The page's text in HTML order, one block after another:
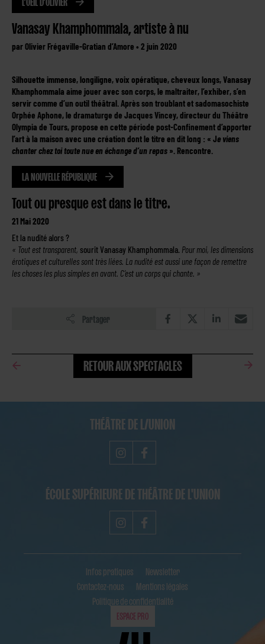
Vanasay Khamphommala, artiste à nu
par Olivier Frégaville-Gratian d’Amore • 2 juin 2020
Silhouette immense, longiligne, voix opératique, cheveux longs, Vanasay
Khamphommala aime jouer avec son corps, le maltraiter, l’exhiber, s’en
servir comme d’un outil théâtral. Après son troublant et sadomasochiste
Orphée Aphone, le dramaturge de Jacques Vincey, directeur du Théâtre
Olympia de Tours, propose en cette période post-Confinement d’apporter
l’art à la maison avec une création dont le titre en dit long : « Je viens
chanter chez toi toute nue en échange d’un repas ». Rencontre.
LA NOUVELLE RÉPUBLIQUE
Tout ou presque est dans le titre.
21 Mai 2020
Et la nudité alors ?
« Tout est transparent, sourit Vanasay Khamphommala. Pour moi, les dimensions
érotiques et culturelles sont très liées. La nudité est aussi une façon de remettre
les choses les plus simples en avant. C’est un corps qui chante. »
Partager
RETOUR AUX SPECTACLES
THÉÂTRE DE L/UNION
ÉCOLE SUPÉRIEURE DE THÉÂTRE DE L'UNION
Infos pratiques
Newsletter
Contactez-nous
Mentions légales
Politique de confidentialité
ESPACE PRO